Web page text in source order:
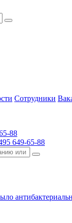
Сотрудники
88
649-65-88